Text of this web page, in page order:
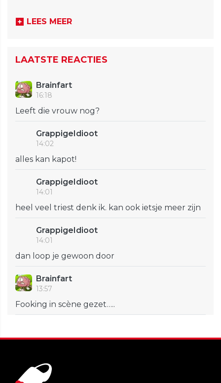
LEES MEER
LAATSTE REACTIES
Brainfart
16:18
Leeft die vrouw nog?
GrappigeIdioot
14:02
alles kan kapot!
GrappigeIdioot
14:01
heel veel triest denk ik. kan ook ietsje meer zijn
GrappigeIdioot
14:01
dan loop je gewoon door
Brainfart
13:57
Fooking in scène gezet…..